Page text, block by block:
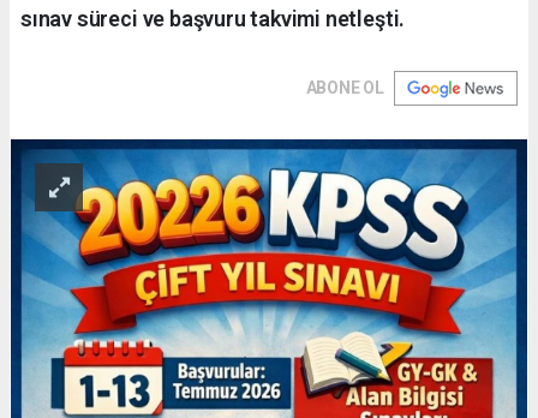
sınav süreci ve başvuru takvimi netleşti.
ABONE OL